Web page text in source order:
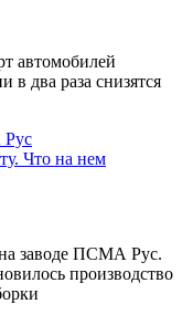
автомобилей
в два раза снизятся
Что на нем
на заводе ПСМА Рус.
производство